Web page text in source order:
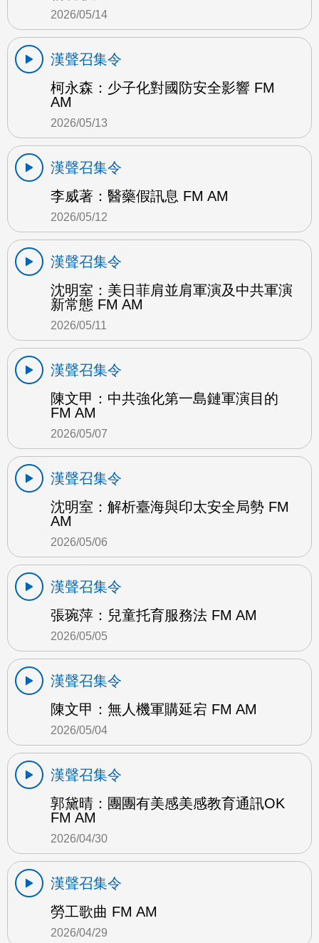
2026/05/14
漢聲召集令
柯永森：少子化對國防安全影響 FM
AM
2026/05/13
漢聲召集令
李威著：醫藥假訊息 FM AM
2026/05/12
漢聲召集令
沈明室：美日菲肩並肩軍演及中共軍演
新常態 FM AM
2026/05/11
漢聲召集令
陳文甲：中共強化第一島鏈軍演目的
FM AM
2026/05/07
漢聲召集令
沈明室：解析臺海與印太安全局勢 FM
AM
2026/05/06
漢聲召集令
張琬萍：兒童托育服務法 FM AM
2026/05/05
漢聲召集令
陳文甲：無人機軍購延宕 FM AM
2026/05/04
漢聲召集令
郭黛晴：團團有美感美感教育通訊OK
FM AM
2026/04/30
漢聲召集令
勞工歌曲 FM AM
2026/04/29